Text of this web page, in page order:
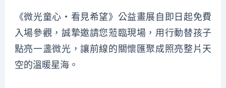
《微光童心・看見希望》公益畫展自即日起免費
入場參觀，誠摯邀請您蒞臨現場，用行動替孩子
點亮一盞微光，讓前線的關懷匯聚成照亮整片天
空的溫暖星海。